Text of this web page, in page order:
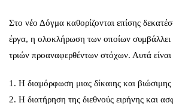
Στο νέο Δόγμα καθορίζονται επίσης
έργα, η ολοκλήρωση των οποίων συμβάλλει
τριών προαναφερθέντων στόχων. Αυτά
1. Η διαμόρφωση μιας δίκαιης και
2. Η διατήρηση της διεθνούς ειρήνης και